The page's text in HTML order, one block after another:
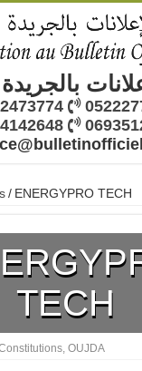
/ ENERGYPRO TECH
TECH
,OUJDA